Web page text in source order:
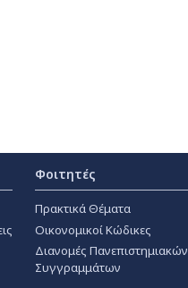
Φοιτητές
Πρακτικά Θέματα
Οικονομικοί Κώδικες
Διανομές Πανεπιστημιακών
Συγγραμμάτων